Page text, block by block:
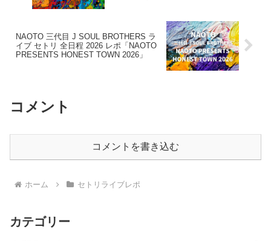
NAOTO 三代目 J SOUL BROTHERS ラ
イブ セトリ 全日程 2026 レポ「NAOTO
PRESENTS HONEST TOWN 2026」
コメント
コメントを書き込む
ホーム セトリライブレポ
カテゴリー